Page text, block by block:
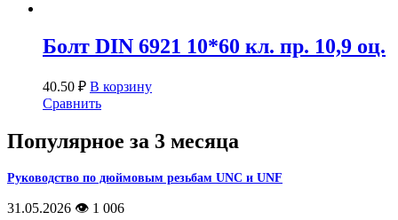
Болт DIN 6921 10*60 кл. пр. 10,9 оц.
40.50 ₽ В корзину
Сравнить
Популярное за 3 месяца
Руководство по дюймовым резьбам UNC и UNF
31.05.2026 👁️ 1 006